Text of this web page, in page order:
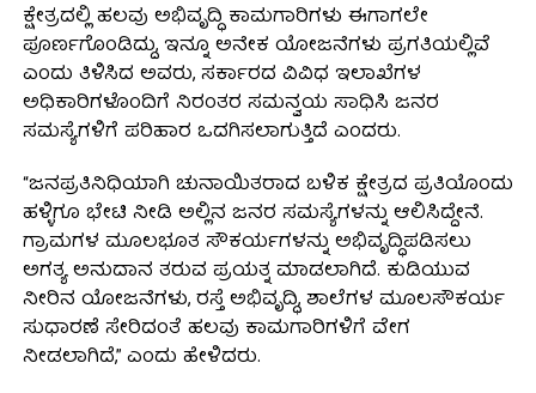
ಕ್ಷೇತ್ರದಲ್ಲಿ ಹಲವು ಅಭಿವೃದ್ಧಿ ಕಾಮಗಾರಿಗಳು ಈಗಾಗಲೇ
ಪೂರ್ಣಗೊಂಡಿದ್ದು, ಇನ್ನೂ ಅನೇಕ ಯೋಜನೆಗಳು ಪ್ರಗತಿಯಲ್ಲಿವೆ
ಎಂದು ತಿಳಿಸಿದ ಅವರು, ಸರ್ಕಾರದ ವಿವಿಧ ಇಲಾಖೆಗಳ
ಅಧಿಕಾರಿಗಳೊಂದಿಗೆ ನಿರಂತರ ಸಮನ್ವಯ ಸಾಧಿಸಿ ಜನರ
ಸಮಸ್ಯೆಗಳಿಗೆ ಪರಿಹಾರ ಒದಗಿಸಲಾಗುತ್ತಿದೆ ಎಂದರು.
“ಜನಪ್ರತಿನಿಧಿಯಾಗಿ ಚುನಾಯಿತರಾದ ಬಳಿಕ ಕ್ಷೇತ್ರದ ಪ್ರತಿಯೊಂದು
ಹಳ್ಳಿಗೂ ಭೇಟಿ ನೀಡಿ ಅಲ್ಲಿನ ಜನರ ಸಮಸ್ಯೆಗಳನ್ನು ಆಲಿಸಿದ್ದೇನೆ.
ಗ್ರಾಮಗಳ ಮೂಲಭೂತ ಸೌಕರ್ಯಗಳನ್ನು ಅಭಿವೃದ್ಧಿಪಡಿಸಲು
ಅಗತ್ಯ ಅನುದಾನ ತರುವ ಪ್ರಯತ್ನ ಮಾಡಲಾಗಿದೆ. ಕುಡಿಯುವ
ನೀರಿನ ಯೋಜನೆಗಳು, ರಸ್ತೆ ಅಭಿವೃದ್ಧಿ, ಶಾಲೆಗಳ ಮೂಲಸೌಕರ್ಯ
ಸುಧಾರಣೆ ಸೇರಿದಂತೆ ಹಲವು ಕಾಮಗಾರಿಗಳಿಗೆ ವೇಗ
ನೀಡಲಾಗಿದೆ,” ಎಂದು ಹೇಳಿದರು.